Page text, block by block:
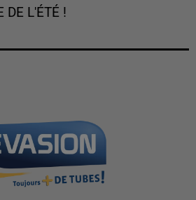
DE L'ÉTÉ !